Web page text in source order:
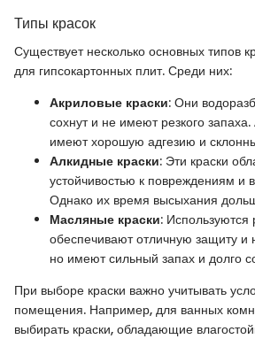
Типы красок
Существует несколько основных типов
для гипсокартонных плит. Среди них:
Акриловые краски: Они
сохнут и не имеют резкого
имеют хорошую адгезию и
Алкидные краски: Эти краски
устойчивостью к повреждениям и
Однако их время высыхания
Масляные краски:
обеспечивают отличную защиту
но имеют сильный запах и долго
При выборе краски важно учитывать
помещения. Например, для ванных
выбирать краски, обладающие